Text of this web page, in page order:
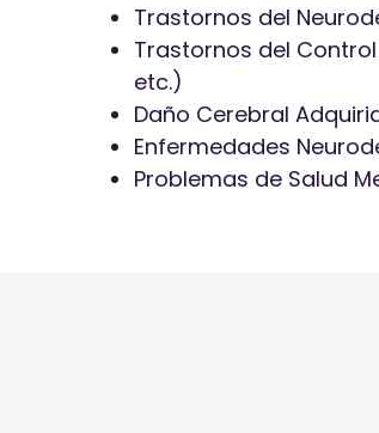
Trastornos del
Trastornos del
etc.)
Daño Cerebral
Enfermedades
Problemas de Salud